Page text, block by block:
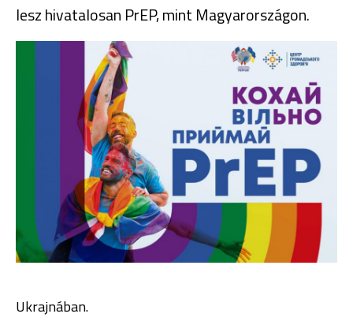
lesz hivatalosan PrEP, mint Magyarországon.
Ukrajnában.